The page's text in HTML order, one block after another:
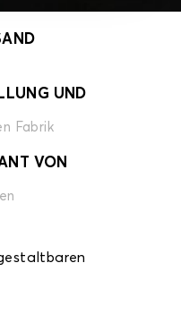
UND
Fabrik
VON